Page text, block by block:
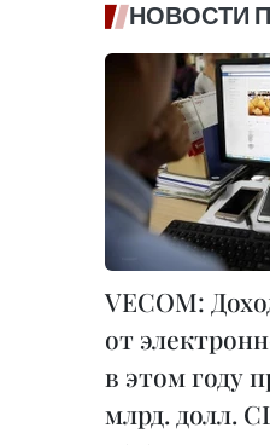
НОВОСТИ
VECOM:
от
в этом году
млрд. долл.